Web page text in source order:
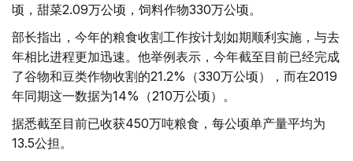
顷，甜菜2.09万公顷，饲料作物330万公顷。
部长指出，今年的粮食收割工作按计划如期顺利实施，与去
年相比进程更加迅速。他举例表示，今年截至目前已经完成
了谷物和豆类作物收割的21.2%（330万公顷），而在2019
年同期这一数据为14%（210万公顷）。
据悉截至目前已收获450万吨粮食，每公顷单产量平均为
13.5公担。